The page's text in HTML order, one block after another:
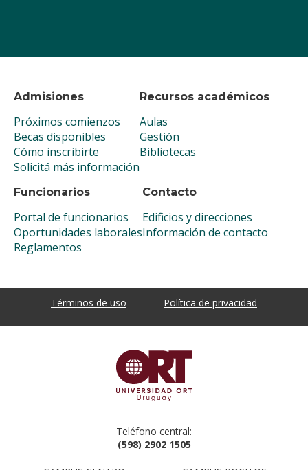
Admisiones
Próximos comienzos
Becas disponibles
Cómo inscribirte
Solicitá más información
Recursos académicos
Aulas
Gestión
Bibliotecas
Funcionarios
Portal de funcionarios
Oportunidades laborales
Reglamentos
Contacto
Edificios y direcciones
Información de contacto
Términos de uso Política de privacidad
Teléfono central:
(598) 2902 1505